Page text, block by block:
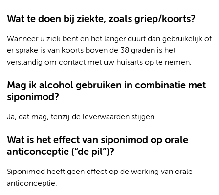
Wat te doen bij ziekte, zoals griep/koorts?
Wanneer u ziek bent en het langer duurt dan gebruikelijk of
er sprake is van koorts boven de 38 graden is het
verstandig om contact met uw huisarts op te nemen.
Mag ik alcohol gebruiken in combinatie met
siponimod?
Ja, dat mag, tenzij de leverwaarden stijgen.
Wat is het effect van siponimod op orale
anticonceptie (“de pil”)?
Siponimod heeft geen effect op de werking van orale
anticonceptie.